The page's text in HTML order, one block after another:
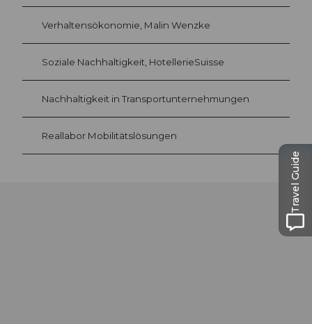
Verhaltensökonomie, Malin Wenzke
Soziale Nachhaltigkeit, HotellerieSuisse
Nachhaltigkeit in Transportunternehmungen
Reallabor Mobilitätslösungen
Travel Guide